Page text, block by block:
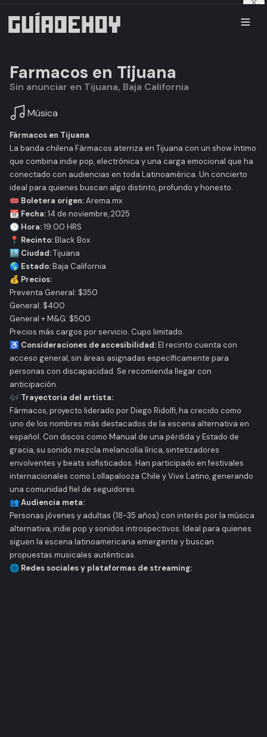
Farmacos en Tijuana
Sin anunciar en Tijuana, Baja California
Música
Fármacos en Tijuana
La banda chilena Fármacos aterriza en Tijuana con un show íntimo
que combina indie pop, electrónica y una carga emocional que ha
conectado con audiencias en toda Latinoamérica. Un concierto
ideal para quienes buscan algo distinto, profundo y honesto.
🎟️ Boletera origen:Arema.mx
📆 Fecha:14 de noviembre, 2025
🕒 Hora:19:00 HRS
📍 Recinto:Black Box
🏙️ Ciudad:Tijuana
🌎 Estado:Baja California
💰 Precios:
Preventa General: $350
General: $400
General + M&G: $500
Precios más cargos por servicio. Cupo limitado.
♿ Consideraciones de accesibilidad:El recinto cuenta con
acceso general, sin áreas asignadas específicamente para
personas con discapacidad. Se recomienda llegar con
anticipación.
🎶 Trayectoria del artista:
Fármacos, proyecto liderado por Diego Ridolfi, ha crecido como
uno de los nombres más destacados de la escena alternativa en
español. Con discos como Manual de una pérdida yEstado de
gracia, su sonido mezcla melancolía lírica, sintetizadores
envolventes y beats sofisticados. Han participado en festivales
internacionales como Lollapalooza Chile y Vive Latino, generando
una comunidad fiel de seguidores.
👥 Audiencia meta:
Personas jóvenes y adultas (18-35 años) con interés por la música
alternativa, indie pop y sonidos introspectivos. Ideal para quienes
siguen la escena latinoamericana emergente y buscan
propuestas musicales auténticas.
🌐 Redes sociales y plataformas de streaming: